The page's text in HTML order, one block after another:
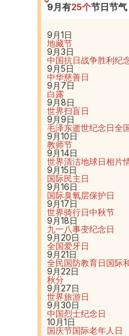
9月有25个节日节气
9月1日
地藏节
9月3日
中国抗日战争胜利纪
9月5日
中华慈善日
9月7日
白露
9月8日
世界扫盲日
9月9日
毛泽东逝世纪念日全
9月10日
教师节
9月14日
世界清洁地球日相片
9月15日
国际民主日
9月16日
国际臭氧层保护日
9月17日
世界骑行日中秋节
9月18日
九一八事变纪念日
9月20日
全国爱牙日
9月21日
全民国防教育日国际
9月22日
秋分
9月27日
世界旅游日
9月30日
中国烈士纪念日
10月1日
国庆节国际老年人日